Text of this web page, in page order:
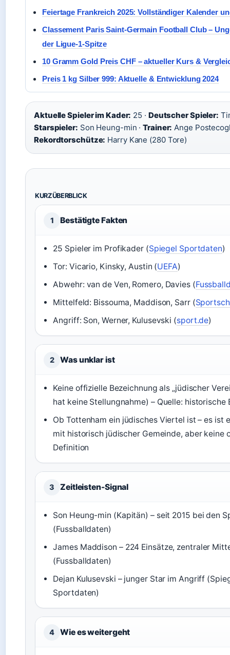
Feiertage Frankreich 2025: Vollständiger Kalender
Classement Paris Saint-Germain Football Club –
der Ligue-1-Spitze
10 Gramm Gold Preis CHF – aktueller Kurs &
Preis 1 kg Silber 999: Aktuelle & Entwicklung 2024
Aktuelle Spieler im Kader: 25 · Deutscher Spieler:
Starspieler: Son Heung-min ·Trainer: Ange
Rekordtorschütze: Harry Kane (280 Tore)
KURZÜBERBLICK
1 Bestätigte Fakten
25 Spieler im Profikader (Spiegel Sportdaten)
Tor: Vicario, Kinsky, Austin (UEFA)
Abwehr: van de Ven, Romero, Davies (
Mittelfeld: Bissouma, Maddison, Sarr (
Angriff: Son, Werner, Kulusevski (sport.de)
2 Was unklar ist
Keine offizielle Bezeichnung als „jüdischer
hat keine Stellungnahme) – Quelle: historische
Ob Tottenham ein jüdisches Viertel ist – es ist
mit historisch jüdischer Gemeinde, aber keine
Definition
3 Zeitleisten-Signal
Son Heung-min (Kapitän) – seit 2015 bei den
(Fussballdaten)
James Maddison – 224 Einsätze, zentraler
(Fussballdaten)
Dejan Kulusevski – junger Star im Angriff
Sportdaten)
4 Wie es weitergeht